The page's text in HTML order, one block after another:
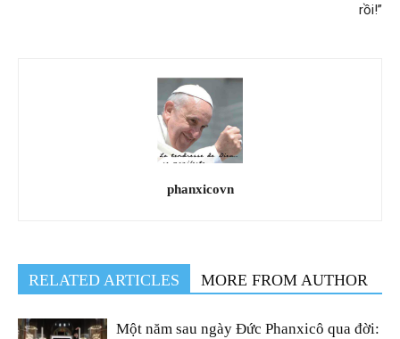
rồi!”
phanxicovn
RELATED ARTICLES MORE FROM AUTHOR
Một năm sau ngày Đức Phanxicô qua đời: